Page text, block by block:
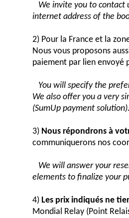
We invite you to contact
internet address of the
2) Pour la France et la
Nous vous proposons
paiement par lien envoyé
You will specify the
We also offer you a very
(SumUp payment solution).
3) Nous répondrons à
communiquerons nos
We will answer your
elements to finalize your
4) Les prix indiqués ne
Mondial Relay (Point